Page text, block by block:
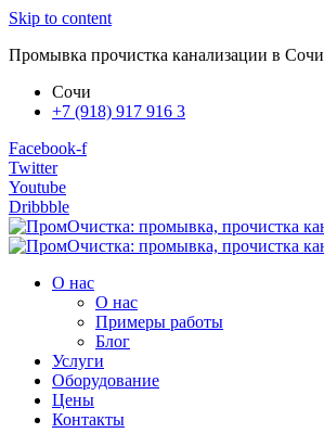
Skip to content
Промывка прочистка канализации в Сочи
Сочи
+7 (918) 917 916 3
Facebook-f
Twitter
Youtube
Dribbble
О нас
О нас
Примеры работы
Блог
Услуги
Оборудование
Цены
Контакты